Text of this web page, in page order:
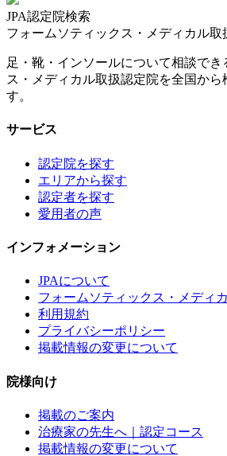
JPA認定院検索
フォームソティックス・メディカル取
足・靴・インソールについて相談でき
ス・メディカル取扱認定院を全国か
す。
サービス
認定院を探す
エリアから探す
認定者を探す
愛用者の声
インフォメーション
JPAについて
フォームソティックス・メディ
利用規約
プライバシーポリシー
掲載情報の変更について
院様向け
掲載のご案内
治療家の先生へ｜認定コース
掲載情報の変更について